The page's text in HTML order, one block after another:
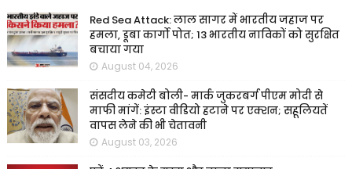
Red Sea Attack: लाल सागर में भारतीय जहाज पर
हमला, डूबा कार्गो पोत; 13 भारतीय नाविकों को सुरक्षित
बचाया गया
August 04, 2026
संसदीय कमेटी बोली- मार्क जुकरबर्ग पीएम मोदी से
माफी मांगें: इंस्टा वीडियो हटाने पर एक्शन; सहूलियतें
वापस लेने की भी चेतावनी
August 03, 2026